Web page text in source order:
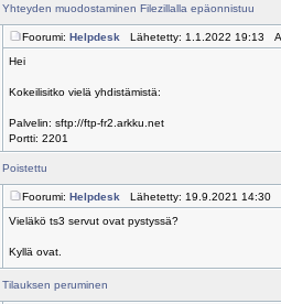
Yhteyden muodostaminen Filezillalla epäonnistuu
Foorumi: Helpdesk Lähetetty: 1.1.2022 19:13
Hei
Kokeilisitko vielä yhdistämistä:
Palvelin: sftp://ftp-fr2.arkku.net
Portti: 2201
Poistettu
Foorumi: Helpdesk Lähetetty: 19.9.2021 14:30
Vieläkö ts3 servut ovat pystyssä?
Kyllä ovat.
Tilauksen peruminen